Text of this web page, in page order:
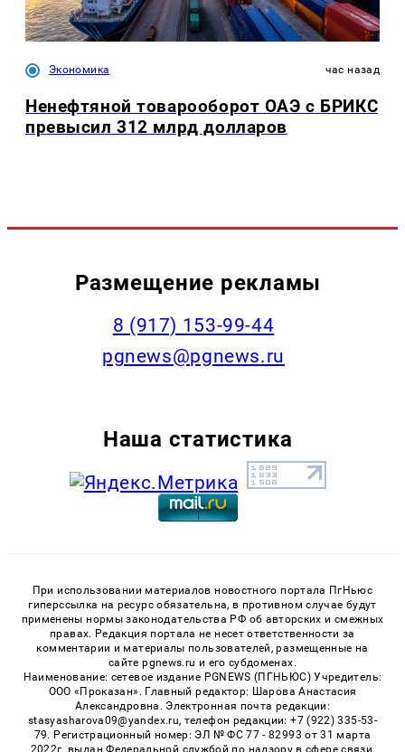
Экономика час назад
Ненефтяной товарооборот ОАЭ с БРИКС
превысил 312 млрд долларов
Размещение рекламы
‭8 (917) 153-99-44
pgnews@pgnews.ru
Наша статистика
При использовании материалов новостного портала ПгНьюс
гиперссылка на ресурс обязательна, в противном случае будут
применены нормы законодательства РФ об авторских и смежных
правах. Редакция портала не несет ответственности за
комментарии и материалы пользователей, размещенные на
сайте pgnews.ru и его субдоменах.
Наименование: сетевое издание PGNEWS (ПГНЬЮС) Учредитель:
ООО «Проказан». Главный редактор: Шарова Анастасия
Александровна. Электронная почта редакции:
stasyasharova09@yandex.ru, телефон редакции: +7 (922) 335-53-
79. Регистрационный номер: ЭЛ № ФС 77 - 82993 от 31 марта
2022г. выдан Федеральной службой по надзору в сфере связи,